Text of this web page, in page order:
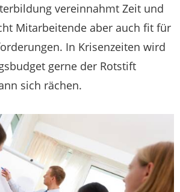
vereinnahmt Zeit und
Mitarbeitende aber auch fit für
In Krisenzeiten wird
gerne der Rotstift
sich rächen.